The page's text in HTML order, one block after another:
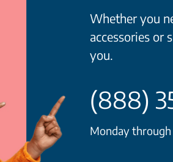
Whether you
accessories or
you.
(888)
Monday through